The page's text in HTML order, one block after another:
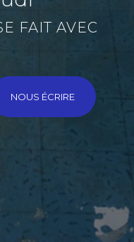
FAIT AVEC
NOUS ÉCRIRE